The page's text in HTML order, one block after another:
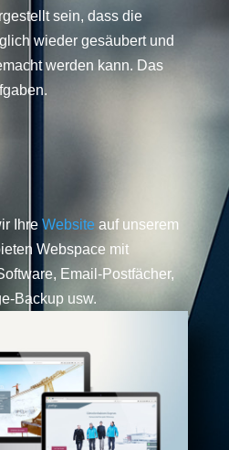
sein, dass die
wieder gesäubert und
werden kann. Das
Ihre Website auf unserem
Webspace mit
Email-Postfächer,
Backup usw.